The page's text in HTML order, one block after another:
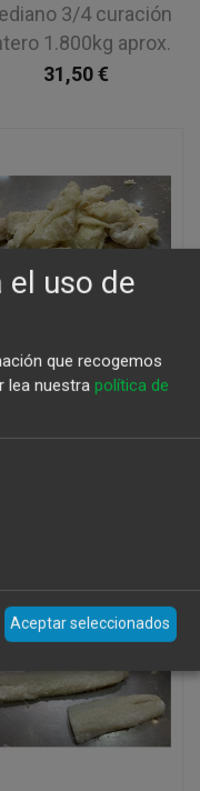
3/4 curación
1.800kg aprox.
31,50€
desmigado
el uso de
que recogemos
lea nuestra política de
Aceptar seleccionados